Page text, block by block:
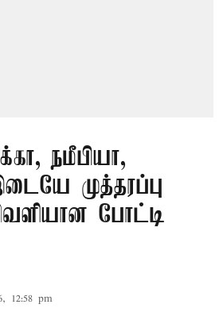
நமீபியா,
முத்தரப்பு
போட்டி
12:58 pm